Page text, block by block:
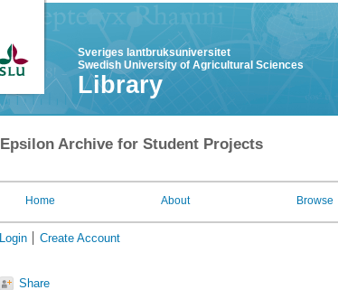
Sveriges lantbruksuniversitet
Swedish University of Agricultural Sciences
Library
Epsilon Archive for Student Projects
Home About Browse
Login Create Account
Share